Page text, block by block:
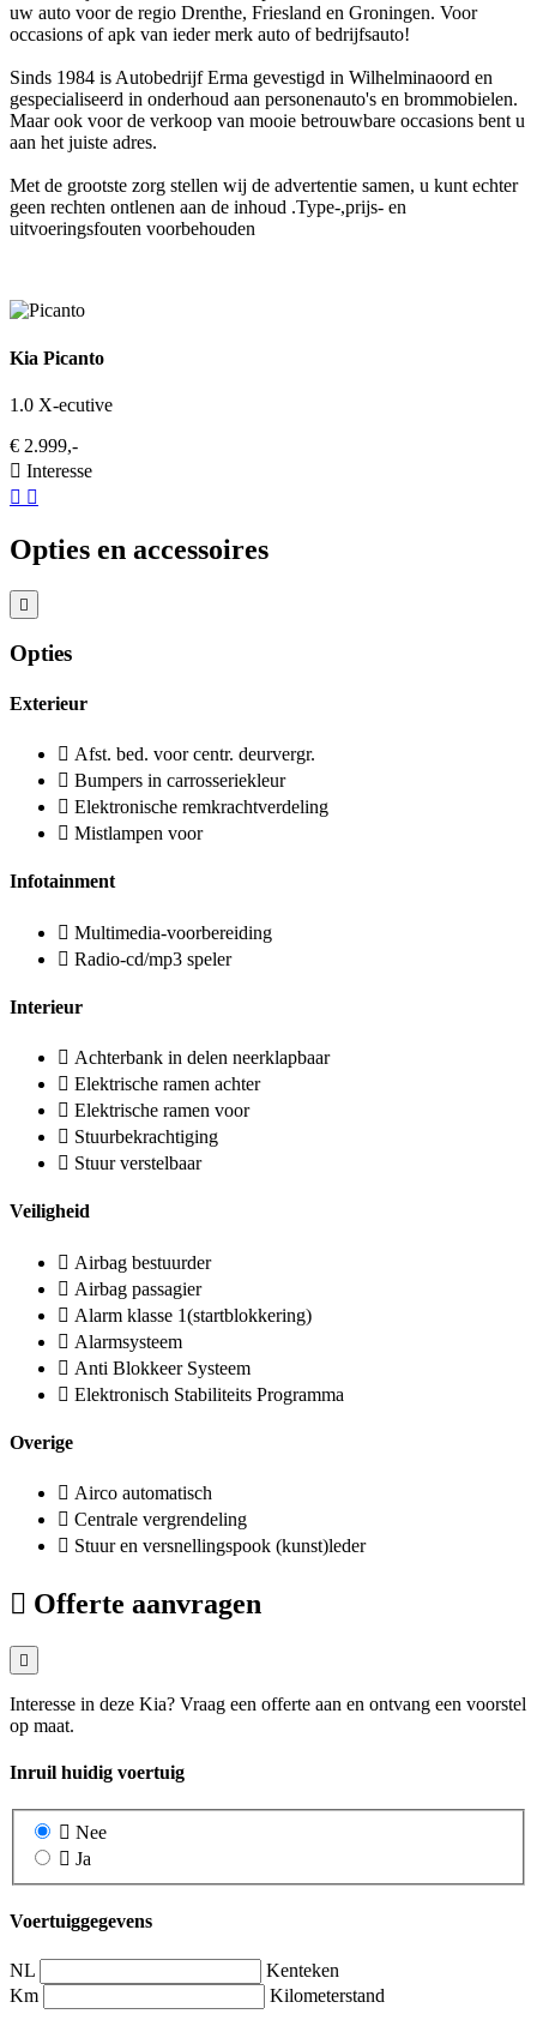
uw auto voor de regio Drenthe, Friesland en Groningen. Voor
occasions of apk van ieder merk auto of bedrijfsauto!
Sinds 1984 is Autobedrijf Erma gevestigd in Wilhelminaoord en
gespecialiseerd in onderhoud aan personenauto's en brommobielen.
Maar ook voor de verkoop van mooie betrouwbare occasions bent u
aan het juiste adres.
Met de grootste zorg stellen wij de advertentie samen, u kunt echter
geen rechten ontlenen aan de inhoud .Type-,prijs- en
uitvoeringsfouten voorbehouden
Kia Picanto
1.0 X-ecutive
€ 2.999,-
Interesse
Opties en accessoires
Opties
Exterieur
Afst. bed. voor centr. deurvergr.
Bumpers in carrosseriekleur
Elektronische remkrachtverdeling
Mistlampen voor
Infotainment
Multimedia-voorbereiding
Radio-cd/mp3 speler
Interieur
Achterbank in delen neerklapbaar
Elektrische ramen achter
Elektrische ramen voor
Stuurbekrachtiging
Stuur verstelbaar
Veiligheid
Airbag bestuurder
Airbag passagier
Alarm klasse 1(startblokkering)
Alarmsysteem
Anti Blokkeer Systeem
Elektronisch Stabiliteits Programma
Overige
Airco automatisch
Centrale vergrendeling
Stuur en versnellingspook (kunst)leder
Offerte aanvragen
Interesse in deze Kia? Vraag een offerte aan en ontvang een voorstel
op maat.
Inruil huidig voertuig
Nee
Ja
Voertuiggegevens
NL
Kenteken
Km
Kilometerstand